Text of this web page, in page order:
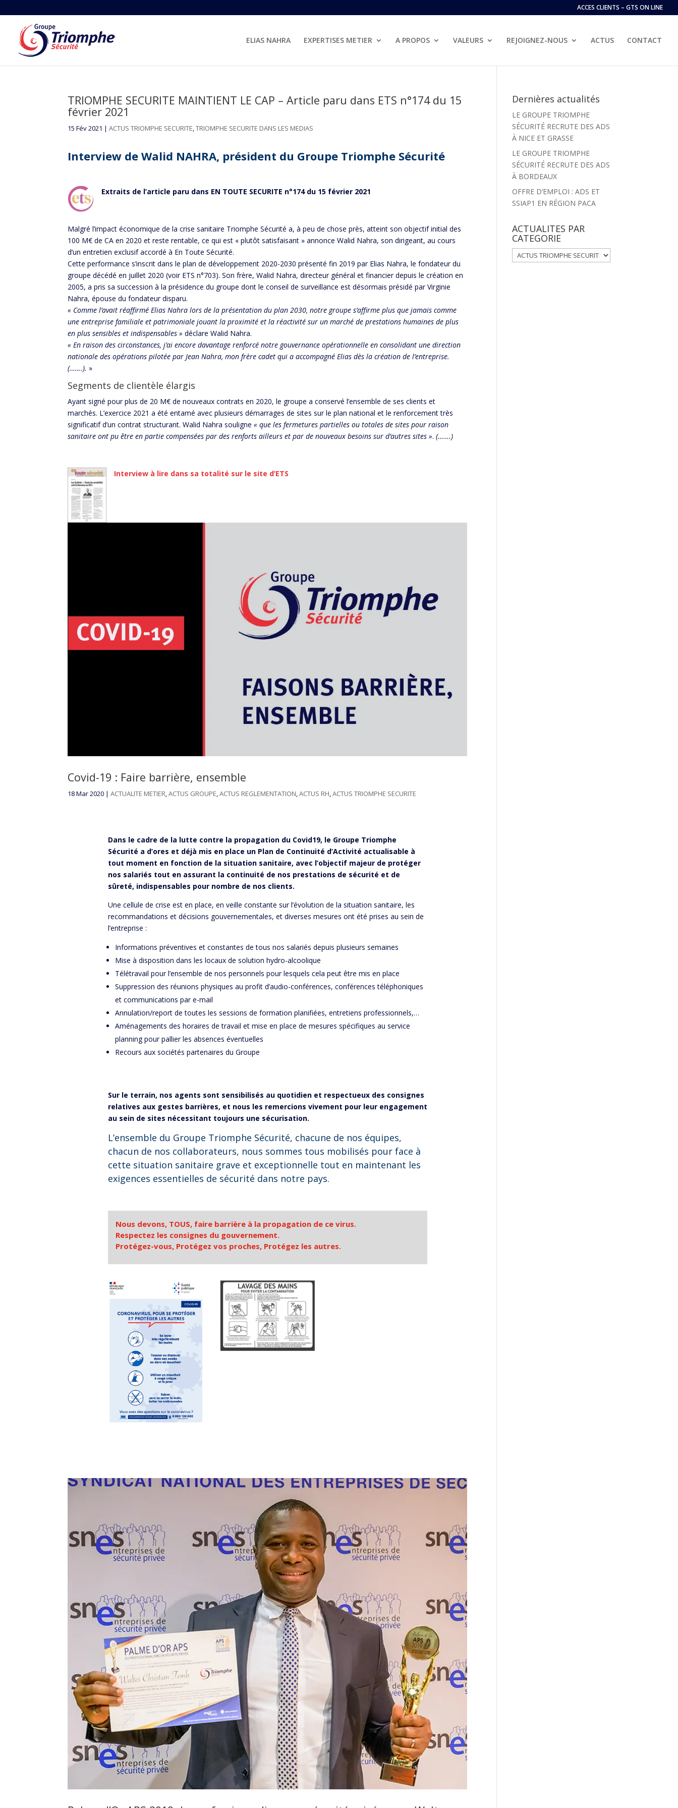
ACCES CLIENTS – GTS ON LINE
ELIAS NAHRA EXPERTISES METIER A PROPOS VALEURS REJOIGNEZ-NOUS ACTUS CONTACT
TRIOMPHE SECURITE MAINTIENT LE CAP – Article paru dans ETS n°174 du 15
février 2021
15 Fév 2021 |ACTUS TRIOMPHE SECURITE,TRIOMPHE SECURITE DANS LES MEDIAS
Interview de Walid NAHRA, président du Groupe Triomphe Sécurité
Extraits de l’article paru dans EN TOUTE SECURITE n°174 du 15 février 2021
Malgré l’impact économique de la crise sanitaire Triomphe Sécurité a, à peu de chose près, atteint son objectif initial des
100 M€ de CA en 2020 et reste rentable, ce qui est « plutôt satisfaisant » annonce Walid Nahra, son dirigeant, au cours
d’un entretien exclusif accordé à En Toute Sécurité.
Cette performance s’inscrit dans le plan de développement 2020-2030 présenté fin 2019 par Elias Nahra, le fondateur du
groupe décédé en juillet 2020 (voir ETS n°703). Son frère, Walid Nahra, directeur général et financier depuis le création en
2005, a pris sa succession à la présidence du groupe dont le conseil de surveillance est désormais présidé par Virginie
Nahra, épouse du fondateur disparu.
« Comme l’avait réaffirmé Elias Nahra lors de la présentation du plan 2030, notre groupe s’affirme plus que jamais comme
une entreprise familiale et patrimoniale jouant la proximité et la réactivité sur un marché de prestations humaines de plus
en plus sensibles et indispensables » déclare Walid Nahra.
« En raison des circonstances, j’ai encore davantage renforcé notre gouvernance opérationnelle en consolidant une direction
nationale des opérations pilotée par Jean Nahra, mon frère cadet qui a accompagné Elias dès la création de l’entreprise.
(…….). »
Segments de clientèle élargis
Ayant signé pour plus de 20 M€ de nouveaux contrats en 2020, le groupe a conservé l’ensemble de ses clients et
marchés. L’exercice 2021 a été entamé avec plusieurs démarrages de sites sur le plan national et le renforcement très
significatif d’un contrat structurant. Walid Nahra souligne« que les fermetures partielles ou totales de sites pour raison
sanitaire ont pu être en partie compensées par des renforts ailleurs et par de nouveaux besoins sur d’autres sites ».(…….)
Interview à lire dans sa totalité sur le site d’ETS
Covid-19 : Faire barrière, ensemble
18 Mar 2020 |ACTUALITE METIER ,ACTUS GROUPE ,ACTUS REGLEMENTATION ,ACTUS RH ,ACTUS TRIOMPHE SECURITE
Dans le cadre de la lutte contre la propagation du Covid19, le Groupe Triomphe
Sécurité a d’ores et déjà mis en place un Plan de Continuité d’Activité actualisable à
tout moment en fonction de la situation sanitaire, avec l’objectif majeur de protéger
nos salariés tout en assurant la continuité de nos prestations de sécurité et de
sûreté, indispensables pour nombre de nos clients.
Une cellule de crise est en place, en veille constante sur l’évolution de la situation sanitaire, les
recommandations et décisions gouvernementales, et diverses mesures ont été prises au sein de
l’entreprise :
Informations préventives et constantes de tous nos salariés depuis plusieurs semaines
Mise à disposition dans les locaux de solution hydro-alcoolique
Télétravail pour l’ensemble de nos personnels pour lesquels cela peut être mis en place
Suppression des réunions physiques au profit d’audio-conférences, conférences téléphoniques
et communications par e-mail
Annulation/report de toutes les sessions de formation planifiées, entretiens professionnels,…
Aménagements des horaires de travail et mise en place de mesures spécifiques au service
planning pour pallier les absences éventuelles
Recours aux sociétés partenaires du Groupe
Sur le terrain, nos agents sont sensibilisés au quotidien et respectueux des consignes
relatives aux gestes barrières, et nous les remercions vivement pour leur engagement
au sein de sites nécessitant toujours une sécurisation.
L’ensemble du Groupe Triomphe Sécurité, chacune de nos équipes,
chacun de nos collaborateurs, nous sommes tous mobilisés pour face à
cette situation sanitaire grave et exceptionnelle tout en maintenant les
exigences essentielles de sécurité dans notre pays.
Nous devons, TOUS, faire barrière à la propagation de ce virus.
Respectez les consignes du gouvernement.
Protégez-vous, Protégez vos proches, Protégez les autres.
Dernières actualités
LE GROUPE TRIOMPHE
SÉCURITÉ RECRUTE DES ADS
À NICE ET GRASSE
LE GROUPE TRIOMPHE
SÉCURITÉ RECRUTE DES ADS
À BORDEAUX
OFFRE D’EMPLOI : ADS ET
SSIAP1 EN RÉGION PACA
ACTUALITES PAR
CATEGORIE
ACTUALITES
PAR